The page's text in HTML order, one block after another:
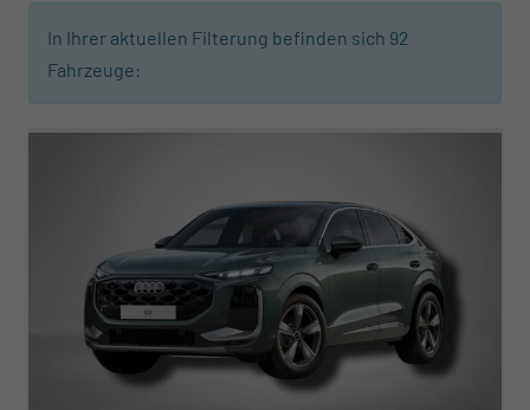
In Ihrer aktuellen Filterung befinden sich 92
Fahrzeuge:
ab 594,– € mtl.